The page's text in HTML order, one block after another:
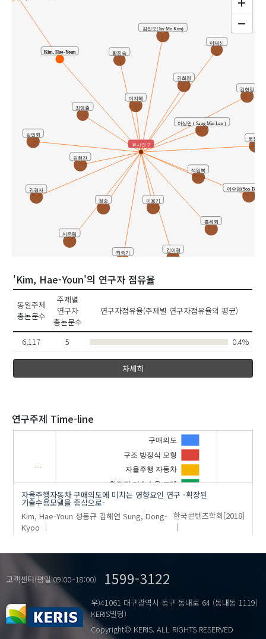
김경자
김민희
김이경
김진모(Jin-Mo Kim)
김현정
김현진
김희정
문정은
석임복
이상민 ( Sang Min Lee )
이수범(Soo-Bum
이용기
이재신
이지혜
정송
지은림
최숙기
최영출
홍세희
황진숙
Kim, Hae-Youn
유사연구
'Kim, Hae-Youn'의 연구자 점유율
동일주제
총논문수
주제별
연구자
총논문수
연구자점유율(주제별 연구자점유율의 평균)
6,117 5 0.4%
자세히
연구주제 Time-line
구매의도
구조 방정식 모형
자율주행 자동차
확장된 기술수용 모델
'Kim, Hae-Youn' 의 발표논문(1)
자율주행자동차 구매의도에 미치는 영향요인 연구 -확장된
기술수용모델을 중심으로-
Kim, Hae-Youn 성동규 김해연 Sung, Dong-
Kyoo
한국콘텐츠학회[2018]
고객센터(평일:09:00~18:00) 1599-3122
우)41061 대구광역시 동구 동내로 64 (동내동 1119)
KERIS빌딩)
Copyright© KERIS. ALL RIGHTS RESERVED